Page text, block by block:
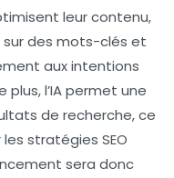
leur contenu,
des mots-clés et
aux intentions
plus, l’IA permet une
de recherche, ce
stratégies SEO
sera donc